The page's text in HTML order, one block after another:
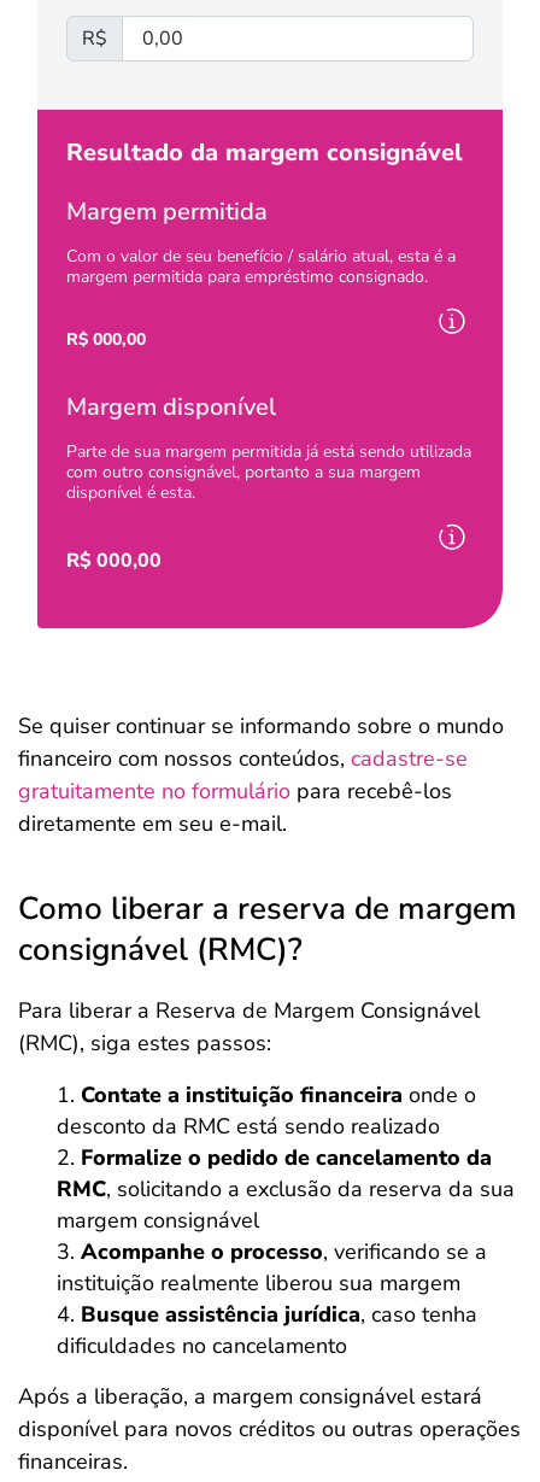
R$
Resultado da margem consignável
Margem permitida
Com o valor de seu benefício / salário atual, esta é a
margem permitida para empréstimo consignado.
R$ 000,00
Margem disponível
Parte de sua margem permitida já está sendo utilizada
com outro consignável, portanto a sua margem
disponível é esta.
R$000,00
Se quiser continuar se informando sobre o mundo
financeiro com nossos conteúdos, cadastre-se
gratuitamente no formulário para recebê-los
diretamente em seu e-mail.
Como liberar a reserva de margem
consignável (RMC)?
Para liberar a Reserva de Margem Consignável
(RMC), siga estes passos:
Contate a instituição financeira onde o
desconto da RMC está sendo realizado
Formalize o pedido de cancelamento da
RMC, solicitando a exclusão da reserva da sua
margem consignável
Acompanhe o processo, verificando se a
instituição realmente liberou sua margem
Busque assistência jurídica, caso tenha
dificuldades no cancelamento
Após a liberação, a margem consignável estará
disponível para novos créditos ou outras operações
financeiras.